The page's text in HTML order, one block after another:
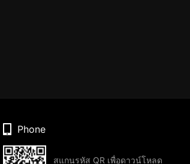
Phone
สแกนรหัส QR เพื่อดาวน์โหลด